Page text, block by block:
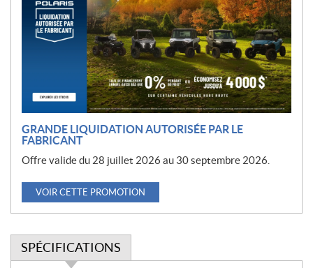
GRANDE LIQUIDATION AUTORISÉE PAR LE
FABRICANT
Offre valide du 28 juillet 2026 au 30 septembre 2026.
VOIR CETTE PROMOTION
SPÉCIFICATIONS